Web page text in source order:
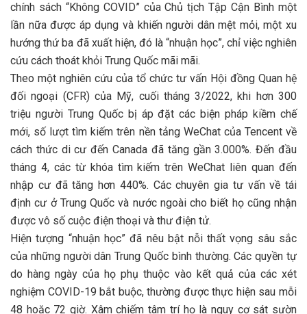
chính sách “Không COVID” của Chủ tịch Tập Cận Bình một
lần nữa được áp dụng và khiến người dân mệt mỏi, một xu
hướng thứ ba đã xuất hiện, đó là “nhuận học”, chỉ việc nghiên
cứu cách thoát khỏi Trung Quốc mãi mãi.
Theo một nghiên cứu của tổ chức tư vấn Hội đồng Quan hệ
đối ngoại (CFR) của Mỹ, cuối tháng 3/2022, khi hơn 300
triệu người Trung Quốc bị áp đặt các biện pháp kiềm chế
mới, số lượt tìm kiếm trên nền tảng WeChat của Tencent về
cách thức di cư đến Canada đã tăng gần 3.000%. Đến đầu
tháng 4, các từ khóa tìm kiếm trên WeChat liên quan đến
nhập cư đã tăng hơn 440%. Các chuyên gia tư vấn về tái
định cư ở Trung Quốc và nước ngoài cho biết họ cũng nhận
được vô số cuộc điện thoại và thư điện tử.
Hiện tượng “nhuận học” đã nêu bật nỗi thất vọng sâu sắc
của những người dân Trung Quốc bình thường. Các quyền tự
do hàng ngày của họ phụ thuộc vào kết quả của các xét
nghiệm COVID-19 bắt buộc, thường được thực hiện sau mỗi
48 hoặc 72 giờ. Xâm chiếm tâm trí họ là nguy cơ sát sườn